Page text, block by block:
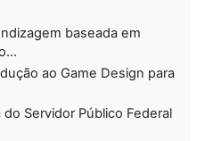
baseada em
ao Game Design para
do Servidor Público Federal